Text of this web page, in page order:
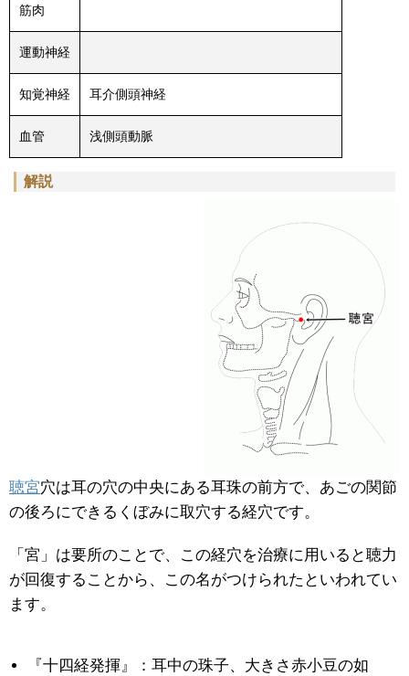
筋肉
運動神経
知覚神経 耳介側頭神経
血管 浅側頭動脈
解説
聴宮穴は耳の穴の中央にある耳珠の前方で、あごの関節
の後ろにできるくぼみに取穴する経穴です。
「宮」は要所のことで、この経穴を治療に用いると聴力
が回復することから、この名がつけられたといわれてい
ます。
『十四経発揮』：耳中の珠子、大きさ赤小豆の如